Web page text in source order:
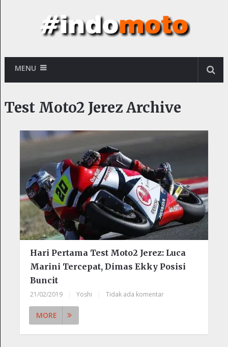
MENU
Test Moto2 Jerez Archive
Hari Pertama Test Moto2 Jerez: Luca
Marini Tercepat, Dimas Ekky Posisi
Buncit
21/02/2019 Yoshi Tidak ada komentar
MORE